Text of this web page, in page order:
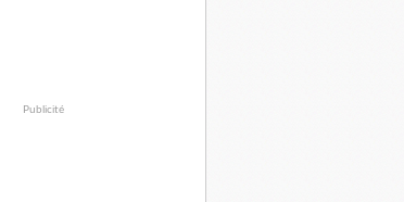
Publicité